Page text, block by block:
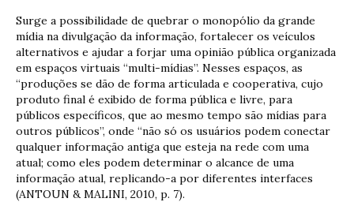
Surge a possibilidade de quebrar o monopólio da grande
mídia na divulgação da informação, fortalecer os veículos
alternativos e ajudar a forjar uma opinião pública organizada
em espaços virtuais “multi-mídias”. Nesses espaços, as
“produções se dão de forma articulada e cooperativa, cujo
produto final é exibido de forma pública e livre, para
públicos específicos, que ao mesmo tempo são mídias para
outros públicos”, onde “não só os usuários podem conectar
qualquer informação antiga que esteja na rede com uma
atual; como eles podem determinar o alcance de uma
informação atual, replicando-a por diferentes interfaces
(ANTOUN & MALINI, 2010, p. 7).